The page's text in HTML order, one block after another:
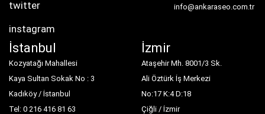
twitter
instagram
info@ankaraseo.com.tr
İstanbul
Kozyatağı Mahallesi
Kaya Sultan Sokak No : 3
Kadıköy / İstanbul
Tel: 0 216 416 81 63
İzmir
Ataşehir Mh. 8001/3 Sk.
Ali Öztürk İş Merkezi
No:17 K:4 D:18
Çiğli / İzmir